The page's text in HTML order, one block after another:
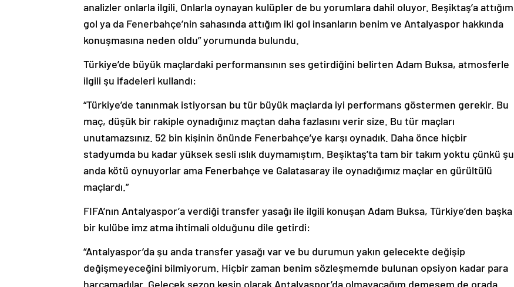
analizler onlarla ilgili. Onlarla oynayan kulüpler de bu yorumlara dahil oluyor. Beşiktaş’a attığım
gol ya da Fenerbahçe’nin sahasında attığım iki gol insanların benim ve Antalyaspor hakkında
konuşmasına neden oldu” yorumunda bulundu.
Türkiye’de büyük maçlardaki performansının ses getirdiğini belirten Adam Buksa, atmosferle
ilgili şu ifadeleri kullandı:
“Türkiye’de tanınmak istiyorsan bu tür büyük maçlarda iyi performans göstermen gerekir. Bu
maç, düşük bir rakiple oynadığınız maçtan daha fazlasını verir size. Bu tür maçları
unutamazsınız. 52 bin kişinin önünde Fenerbahçe’ye karşı oynadık. Daha önce hiçbir
stadyumda bu kadar yüksek sesli ıslık duymamıştım. Beşiktaş’ta tam bir takım yoktu çünkü şu
anda kötü oynuyorlar ama Fenerbahçe ve Galatasaray ile oynadığımız maçlar en gürültülü
maçlardı.”
FIFA’nın Antalyaspor’a verdiği transfer yasağı ile ilgili konuşan Adam Buksa, Türkiye’den başka
bir kulübe imz atma ihtimali olduğunu dile getirdi:
“Antalyaspor’da şu anda transfer yasağı var ve bu durumun yakın gelecekte değişip
değişmeyeceğini bilmiyorum. Hiçbir zaman benim sözleşmemde bulunan opsiyon kadar para
harcamadılar. Gelecek sezon kesin olarak Antalyaspor’da olmayacağım demesem de orada